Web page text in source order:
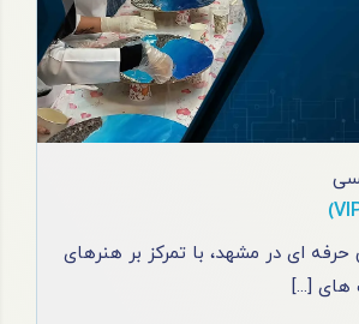
ای در مشهد، با تمرکز بر هنرهای
های [...]